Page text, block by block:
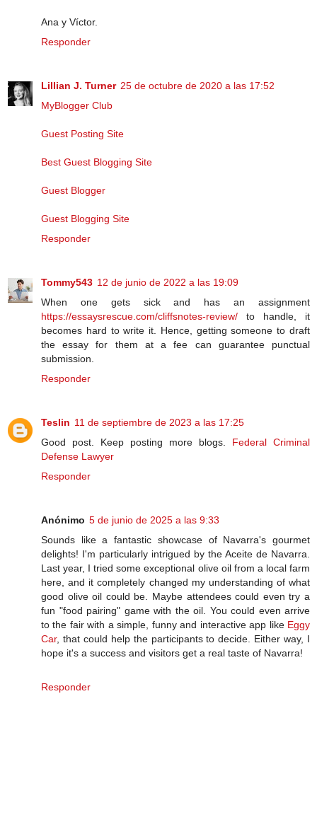
Ana y Víctor.
Responder
Lillian J. Turner 25 de octubre de 2020 a las 17:52
MyBlogger Club
Guest Posting Site
Best Guest Blogging Site
Guest Blogger
Guest Blogging Site
Responder
Tommy543 12 de junio de 2022 a las 19:09
When one gets sick and has an assignment
https://essaysrescue.com/cliffsnotes-review/ to handle, it
becomes hard to write it. Hence, getting someone to draft
the essay for them at a fee can guarantee punctual
submission.
Responder
Teslin 11 de septiembre de 2023 a las 17:25
Good post. Keep posting more blogs. Federal Criminal
Defense Lawyer
Responder
Anónimo 5 de junio de 2025 a las 9:33
Sounds like a fantastic showcase of Navarra's gourmet
delights! I'm particularly intrigued by the Aceite de Navarra.
Last year, I tried some exceptional olive oil from a local farm
here, and it completely changed my understanding of what
good olive oil could be. Maybe attendees could even try a
fun "food pairing" game with the oil. You could even arrive
to the fair with a simple, funny and interactive app like Eggy
Car, that could help the participants to decide. Either way, I
hope it's a success and visitors get a real taste of Navarra!
Responder